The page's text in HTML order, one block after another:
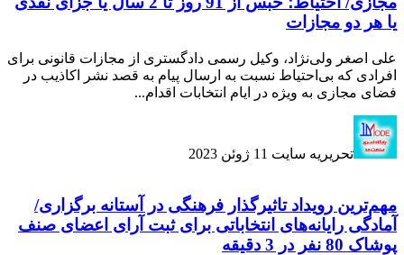
یا هر دو مجازات
علی اصغر ولی‌نژاد، وکیل رسمی دادگستری از مجازات قانونی برای
افرادی که بی‌احتیاط نسبت به ارسال پیام به قصد نشر اکاذیب در
فضای مجازی به ویژه در ایام انتخابات اقدام...
تحریریه سایت 11 ژوئن 2023
مهم‌ترین رویداد تاثیرگذار فرهنگی در آستانه برگزاری/
آمادگی رایانه‌های انتخاباتی برای ثبت آرای اعضای صنف
پوشاک 80 نفر در 3 دقیقه